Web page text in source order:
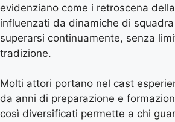
evidenziano come i retroscena
influenzati da dinamiche di
superarsi continuamente, senza
tradizione.
Molti attori portano nel cast
da anni di preparazione e
così diversificati permette a chi